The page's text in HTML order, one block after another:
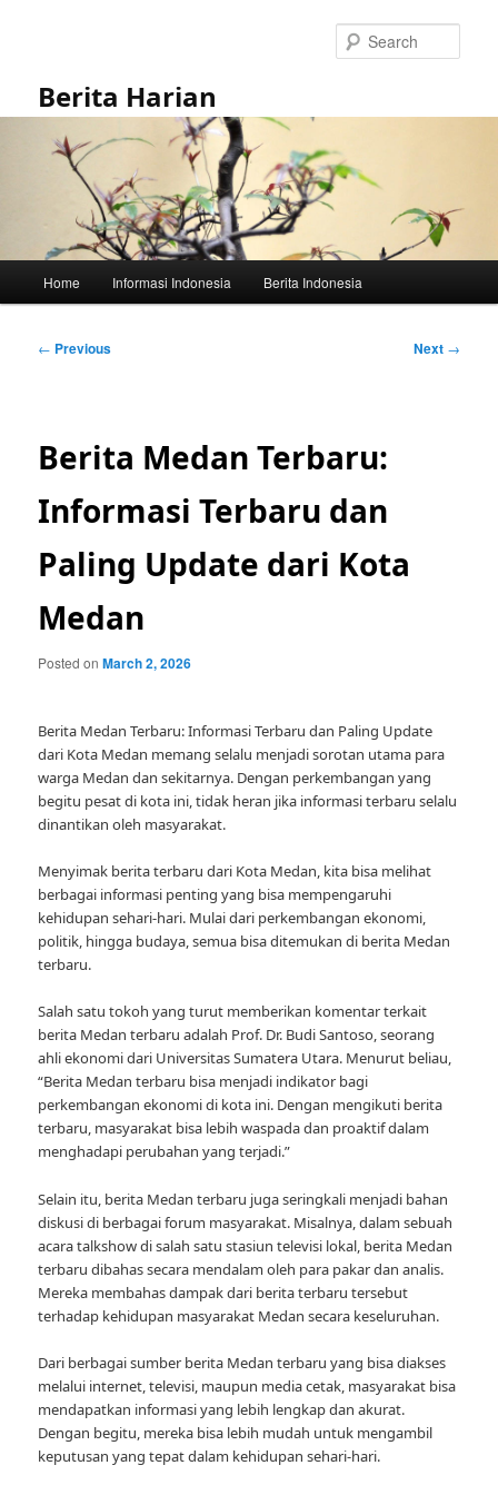
Berita Harian
Home Informasi Indonesia Berita Indonesia
Post
← Previous Next →
Berita Medan Terbaru:
Informasi Terbaru dan
Paling Update dari Kota
Medan
Posted onMarch 2, 2026
Berita Medan Terbaru: Informasi Terbaru dan Paling Update
dari Kota Medan memang selalu menjadi sorotan utama para
warga Medan dan sekitarnya. Dengan perkembangan yang
begitu pesat di kota ini, tidak heran jika informasi terbaru selalu
dinantikan oleh masyarakat.
Menyimak berita terbaru dari Kota Medan, kita bisa melihat
berbagai informasi penting yang bisa mempengaruhi
kehidupan sehari-hari. Mulai dari perkembangan ekonomi,
politik, hingga budaya, semua bisa ditemukan di berita Medan
terbaru.
Salah satu tokoh yang turut memberikan komentar terkait
berita Medan terbaru adalah Prof. Dr. Budi Santoso, seorang
ahli ekonomi dari Universitas Sumatera Utara. Menurut beliau,
“Berita Medan terbaru bisa menjadi indikator bagi
perkembangan ekonomi di kota ini. Dengan mengikuti berita
terbaru, masyarakat bisa lebih waspada dan proaktif dalam
menghadapi perubahan yang terjadi.”
Selain itu, berita Medan terbaru juga seringkali menjadi bahan
diskusi di berbagai forum masyarakat. Misalnya, dalam sebuah
acara talkshow di salah satu stasiun televisi lokal, berita Medan
terbaru dibahas secara mendalam oleh para pakar dan analis.
Mereka membahas dampak dari berita terbaru tersebut
terhadap kehidupan masyarakat Medan secara keseluruhan.
Dari berbagai sumber berita Medan terbaru yang bisa diakses
melalui internet, televisi, maupun media cetak, masyarakat bisa
mendapatkan informasi yang lebih lengkap dan akurat.
Dengan begitu, mereka bisa lebih mudah untuk mengambil
keputusan yang tepat dalam kehidupan sehari-hari.